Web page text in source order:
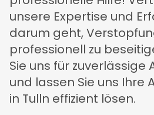
unsere Expertise und
darum geht,
professionell zu
Sie uns für zuverlässige
und lassen Sie uns Ihre
in Tulln effizient lösen.